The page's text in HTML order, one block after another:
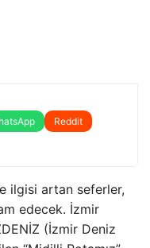
Reddit
ilgisi artan seferler,
edecek. İzmir
(İzmir Deniz